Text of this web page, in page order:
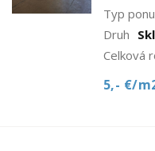
Typ
Druh
Celková
5,- €/